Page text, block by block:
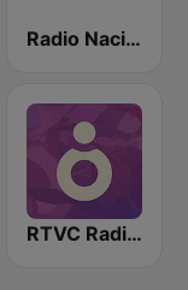
Radio Nacional de Colombia Bucaramanga 92.3 FM
RTVC Radiónica